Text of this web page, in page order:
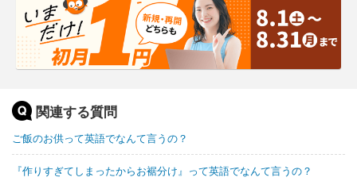
関連する質問
ご飯のお供って英語でなんて言うの？
『作りすぎてしまったからお裾分け』って英語でなんて言うの？